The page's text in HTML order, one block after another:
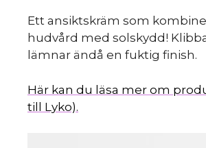
Ett ansiktskräm som
hudvård med solskydd!
lämnar ändå en fuktig finish.
Här kan du läsa mer om
till Lyko).